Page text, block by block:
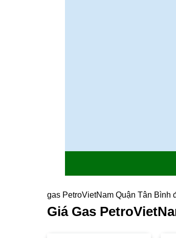
gas PetroVietNam Quận Tân Bình
Giá Gas